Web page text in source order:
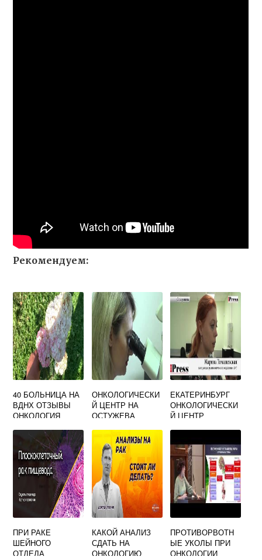
Рекомендуем:
40 БОЛЬНИЦА НА
ВДНХ ОТЗЫВЫ
ОНКОЛОГИЯ
ОНКОЛОГИЧЕСКИ
Й ЦЕНТР НА
ОСТУЖЕВА
ЕКАТЕРИНБУРГ
ОНКОЛОГИЧЕСКИ
Й ЦЕНТР
ПРИ РАКЕ
ШЕЙНОГО
ОТДЕЛА
КАКОЙ АНАЛИЗ
СДАТЬ НА
ОНКОЛОГИЮ
ПРОТИВОРВОТН
ЫЕ УКОЛЫ ПРИ
ОНКОЛОГИИ